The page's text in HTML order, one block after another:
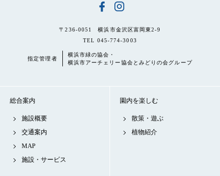
〒236-0051 横浜市金沢区富岡東2-9
TEL 045-774-3003
指定管理者
横浜市緑の協会・
横浜市アーチェリー協会とみどりの会グループ
総合案内
施設概要
交通案内
MAP
施設・サービス
園内を楽しむ
散策・遊ぶ
植物紹介